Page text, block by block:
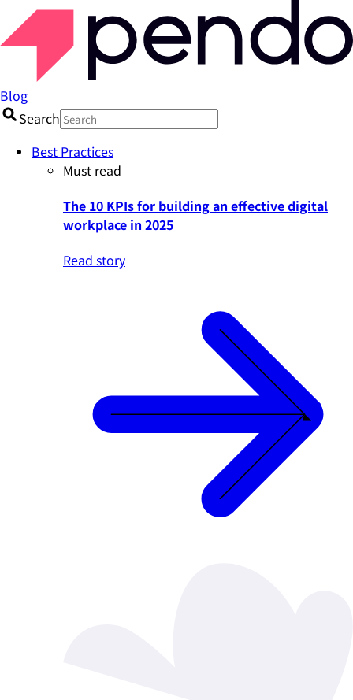
Blog
Search
Best Practices
Must read
The 10 KPIs for building an effective digital
workplace in 2025
Read story